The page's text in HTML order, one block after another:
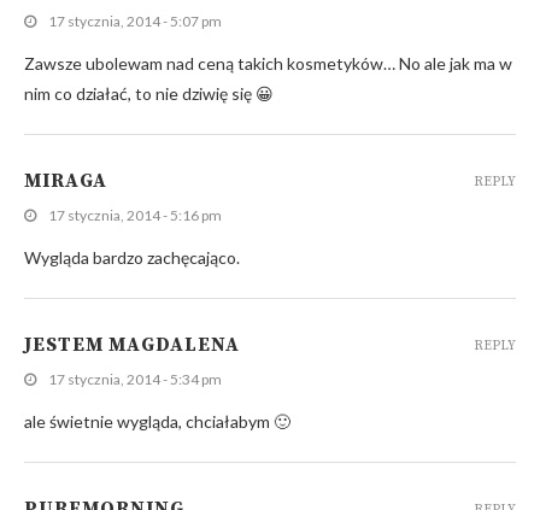
17 stycznia, 2014 - 5:07 pm
Zawsze ubolewam nad ceną takich kosmetyków… No ale jak ma w
nim co działać, to nie dziwię się 😀
MIRAGA
17 stycznia, 2014 - 5:16 pm
Wygląda bardzo zachęcająco.
REPLY
JESTEM MAGDALENA
17 stycznia, 2014 - 5:34 pm
ale świetnie wygląda, chciałabym 🙂
REPLY